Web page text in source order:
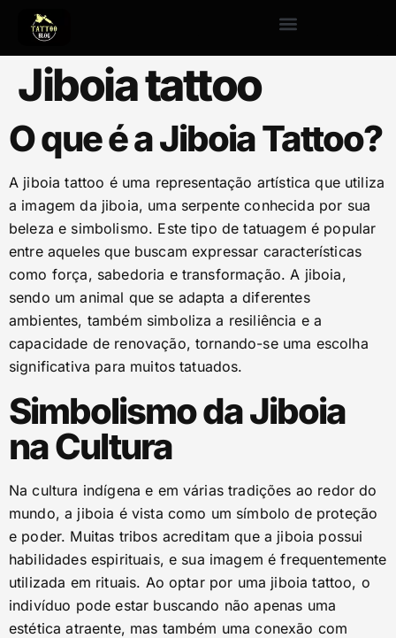
Jiboia tattoo
O que é a Jiboia Tattoo?
A jiboia tattoo é uma representação artística que utiliza
a imagem da jiboia, uma serpente conhecida por sua
beleza e simbolismo. Este tipo de tatuagem é popular
entre aqueles que buscam expressar características
como força, sabedoria e transformação. A jiboia,
sendo um animal que se adapta a diferentes
ambientes, também simboliza a resiliência e a
capacidade de renovação, tornando-se uma escolha
significativa para muitos tatuados.
Simbolismo da Jiboia
na Cultura
Na cultura indígena e em várias tradições ao redor do
mundo, a jiboia é vista como um símbolo de proteção
e poder. Muitas tribos acreditam que a jiboia possui
habilidades espirituais, e sua imagem é frequentemente
utilizada em rituais. Ao optar por uma jiboia tattoo, o
indivíduo pode estar buscando não apenas uma
estética atraente, mas também uma conexão com